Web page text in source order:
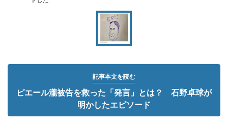
記事本文を読む
ピエール瀧被告を救った「発言」とは？ 石野卓球が
明かしたエピソード